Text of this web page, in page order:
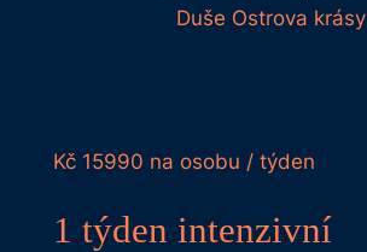
Duše Ostrova krásy
Kč 15990 na osobu / týden
1 týden intenzivní